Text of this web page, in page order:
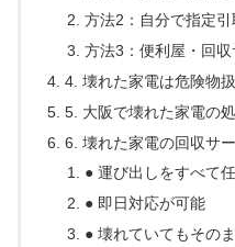
方法2：自分で指定
方法3：便利屋・回
4. 壊れた家電は危険物
5. 大阪で壊れた家電の
6. 壊れた家電の回収サ
● 運び出しをすべて
● 即日対応が可能
● 壊れていてもその